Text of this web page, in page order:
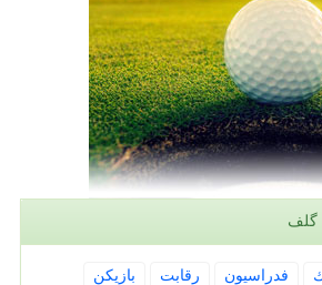
گلف
فدراسیون رقابت
بازیكن